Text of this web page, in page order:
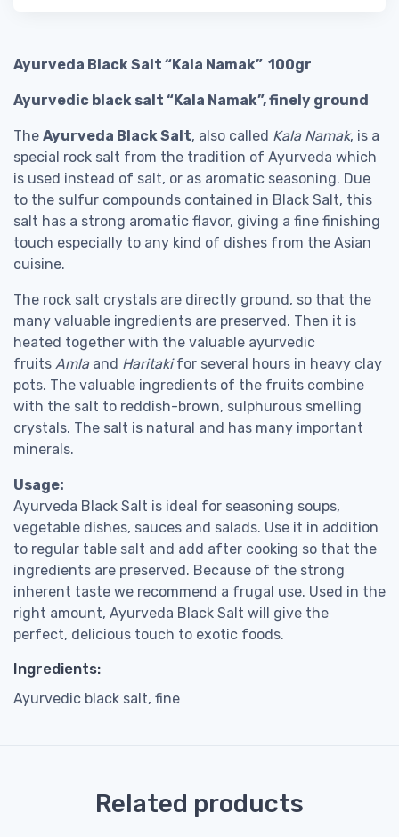
Ayurveda Black Salt “Kala Namak” 100gr
Ayurvedic black salt “Kala Namak”, finely ground
The Ayurveda Black Salt, also called Kala Namak, is a
special rock salt from the tradition of Ayurveda which
is used instead of salt, or as aromatic seasoning. Due
to the sulfur compounds contained in Black Salt, this
salt has a strong aromatic flavor, giving a fine finishing
touch especially to any kind of dishes from the Asian
cuisine.
The rock salt crystals are directly ground, so that the
many valuable ingredients are preserved. Then it is
heated together with the valuable ayurvedic
fruits Amlaand Haritakifor several hours in heavy clay
pots. The valuable ingredients of the fruits combine
with the salt to reddish-brown, sulphurous smelling
crystals. The salt is natural and has many important
minerals.
Usage:
Ayurveda Black Salt is ideal for seasoning soups,
vegetable dishes, sauces and salads. Use it in addition
to regular table salt and add after cooking so that the
ingredients are preserved. Because of the strong
inherent taste we recommend a frugal use. Used in the
right amount, Ayurveda Black Salt will give the
perfect, delicious touch to exotic foods.
Ingredients:
Ayurvedic black salt, fine
Related products